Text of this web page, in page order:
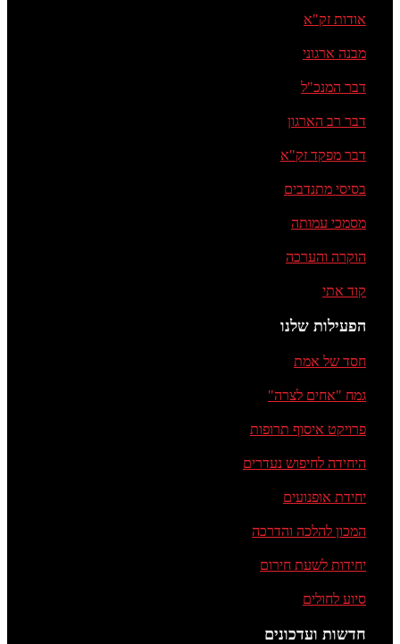
אודות זק"א
מבנה ארגוני
דבר המנכ"ל
דבר רב הארגון
דבר מפקד זק"א
בסיסי מתנדבים
מסמכי עמותה
הוקרה והערכה
קוד אתי
הפעילות שלנו
חסד של אמת
גמח "אחים לצרה"
פרויקט איסוף תרופות
היחידה לחיפוש נעדרים
יחידת אופנועים
המכון להלכה והדרכה
יחידות לשעת חירום
סיוע לחולים
חדשות ועדכונים